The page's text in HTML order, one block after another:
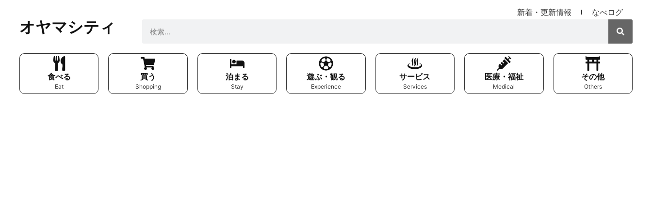
新着・更新情報 なべログ
オヤマシティ
食べる
Eat
買う
Shopping
泊まる
Stay
遊ぶ・観る
Experience
サービス
Services
医療・福祉
Medical
その他
Others